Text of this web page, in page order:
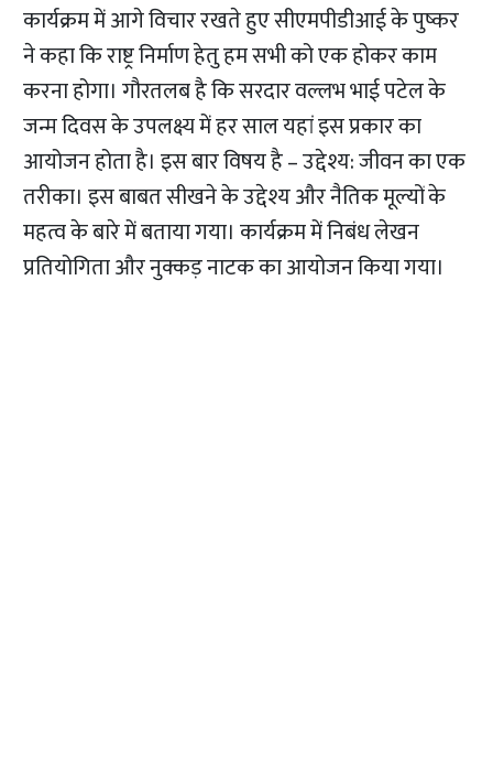
कार्यक्रम में आगे विचार रखते हुए सीएमपीडीआई के पुष्कर
ने कहा कि राष्ट्र निर्माण हेतु हम सभी को एक होकर काम
करना होगा। गौरतलब है कि सरदार वल्लभ भाई पटेल के
जन्म दिवस के उपलक्ष्य में हर साल यहां इस प्रकार का
आयोजन होता है। इस बार विषय है – उद्देश्य: जीवन का एक
तरीका। इस बाबत सीखने के उद्देश्य और नैतिक मूल्यों के
महत्व के बारे में बताया गया। कार्यक्रम में निबंध लेखन
प्रतियोगिता और नुक्कड़ नाटक का आयोजन किया गया।